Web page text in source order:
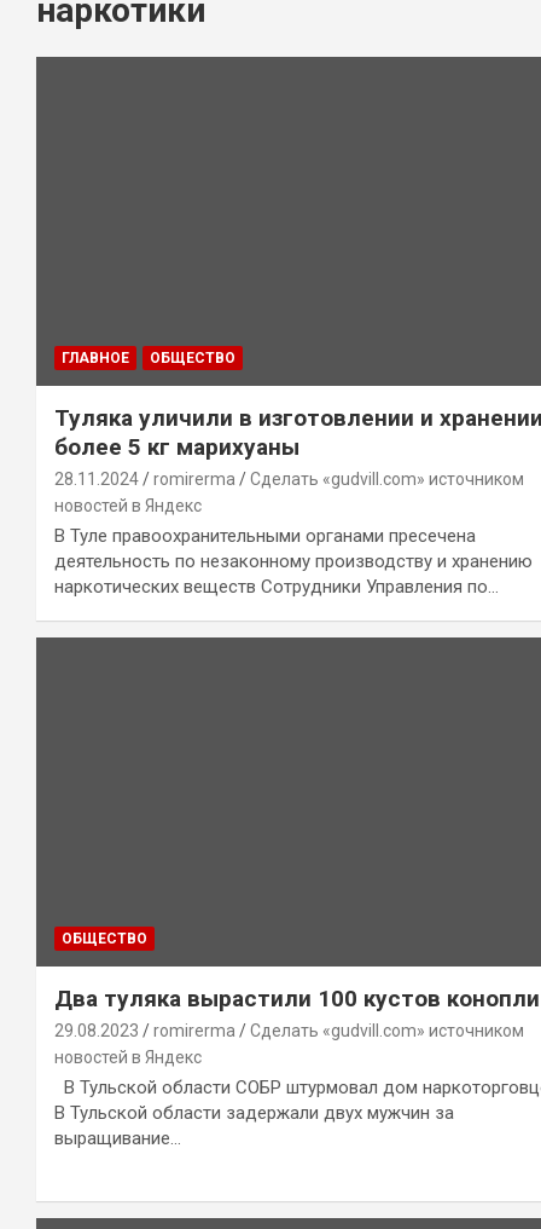
наркотики
ГЛАВНОЕ ОБЩЕСТВО
Туляка уличили в изготовлении и
более 5 кг марихуаны
28.11.2024 romirerma
Сделать «gudvill.com» источником
новостей в Яндекс
В Туле правоохранительными органами пресечена
деятельность по незаконному производству и хранению
наркотических веществ Сотрудники Управления по…
ОБЩЕСТВО
Два туляка вырастили 100 кустов конопли
29.08.2023 romirerma
Сделать «gudvill.com» источником
новостей в Яндекс
В Тульской области СОБР штурмовал дом
В Тульской области задержали двух мужчин за
выращивание…